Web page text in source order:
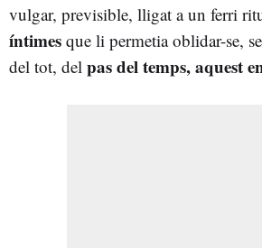
vulgar, previsible, lligat a un ferri
íntimes que li permetia oblidar-se,
del tot, del pas del temps, aquest